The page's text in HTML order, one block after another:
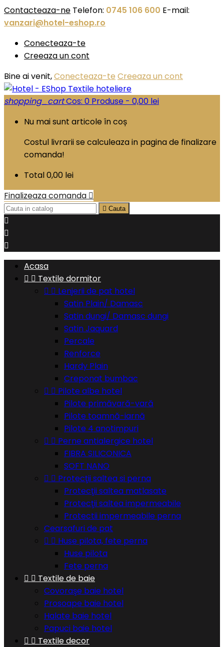
Contacteaza-ne Telefon: 0745 106 600 E-mail:
vanzari@hotel-eshop.ro
Conecteaza-te
Creeaza un cont
Bine ai venit,Conecteaza-te Creeaza un cont
shopping_cartCos: 0 Produse - 0,00 lei
Nu mai sunt articole în coș
Costul livrarii se calculeaza in pagina de finalizare
comanda!
Total0,00 lei
Finalizeaza comanda 
 Cauta



Acasa
  Textile dormitor
  Lenjerii de pat hotel
Satin Plain/ Damasc
Satin dungi/ Damasc dungi
Satin Jaquard
Percale
Renforce
Hardy Plain
Creponat bumbac
  Pilote albe hotel
Pilote primăvară-vară
Pilote toamnă-iarnă
Pilote 4 anotimpuri
  Perne antialergice hotel
FIBRA SILICONICA
SOFT NANO
  Protecţii saltea si perna
Protecţii saltea matlasate
Protecţii saltea impermeabile
Protectii impermeabile perna
Cearsafuri de pat
  Huse pilota, fete perna
Huse pilota
Fete perna
  Textile de baie
Covoraşe baie hotel
Prosoape baie hotel
Halate baie hotel
Papuci baie hotel
  Textile decor